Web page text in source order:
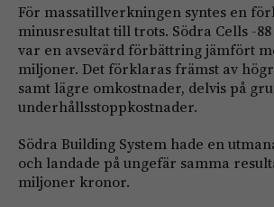
För massatillverkningen syntes en
minusresultat till trots. Södra Cells -
var en avsevärd förbättring jämfört
miljoner. Det förklaras främst av
samt lägre omkostnader, delvis på
underhållsstoppkostnader.
Södra Building System hade en
och landade på ungefär samma
miljoner kronor.